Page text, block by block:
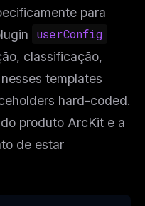
para
userConfig
classificação,
templates
hard-coded.
produto ArcKit e a
de estar